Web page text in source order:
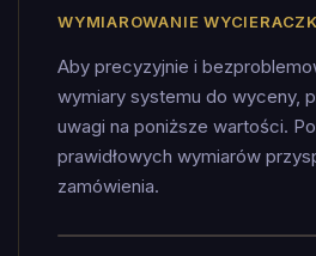
WYMIAROWANIE
Aby precyzyjnie i
wymiary systemu do wyceny,
uwagi na poniższe wartości.
prawidłowych wymiarów
zamówienia.